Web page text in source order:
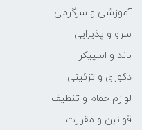
آموزشی و سرگرمی
سرو و پذیرایی
باند و اسپیکر
دکوری و تزئینی
لوازم حمام و تنظیف
قوانین و مقرارت